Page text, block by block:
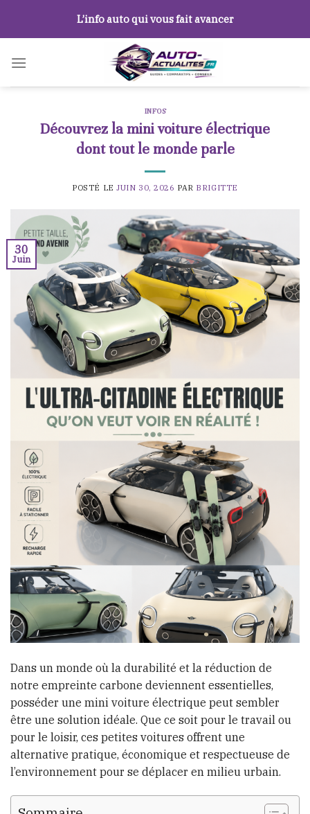
content
L’info auto qui vous fait avancer
INFOS
Découvrez la mini voiture électrique
dont tout le monde parle
POSTÉ LEJUIN 30, 2026 PAR BRIGITTE
30
Juin
Dans un monde où la durabilité et la réduction de
notre empreinte carbone deviennent essentielles,
posséder une mini voiture électrique peut sembler
être une solution idéale. Que ce soit pour le travail ou
pour le loisir, ces petites voitures offrent une
alternative pratique, économique et respectueuse de
l’environnement pour se déplacer en milieu urbain.